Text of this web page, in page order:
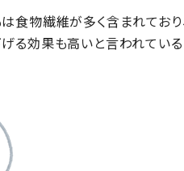
食物繊維が多く含まれてお
る効果も高いと言われている